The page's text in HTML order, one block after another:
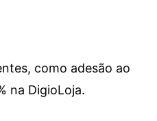
como adesão ao
na DigioLoja.